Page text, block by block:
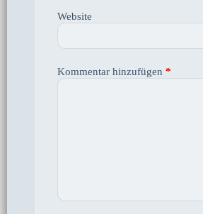
Website
Kommentar hinzufügen *